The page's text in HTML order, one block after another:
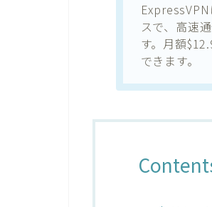
スで、高速
す。月額
できます。